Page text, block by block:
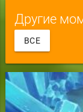
Другие
ВСЕ